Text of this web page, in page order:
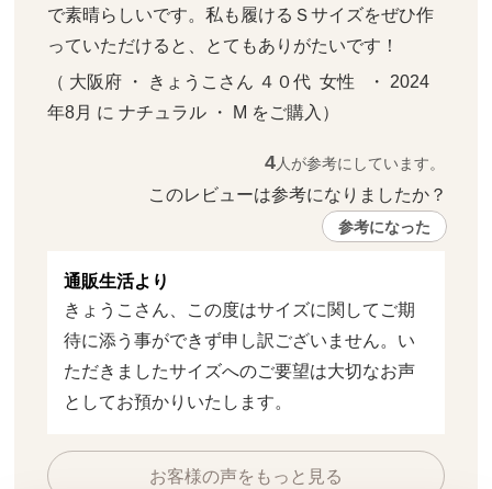
で素晴らしいです。私も履けるＳサイズをぜひ作
っていただけると、とてもありがたいです！
（ 大阪府 ・ きょうこさん ４０代  女性   ・ 2024
年8月 に ナチュラル ・ M をご購入）
4人が参考にしています。
このレビューは参考になりましたか？
参考になった
通販生活より
きょうこさん、この度はサイズに関してご期
待に添う事ができず申し訳ございません。い
ただきましたサイズへのご要望は大切なお声
としてお預かりいたします。
お客様の声をもっと見る